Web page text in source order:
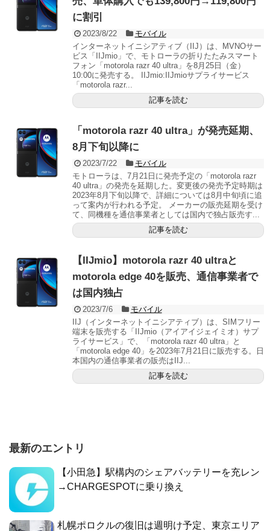
に割引
2023/8/22
モバイル
インターネットイニシアティブ（IIJ）は、MVNOサー
ビス「IIJmio」で、モトローラの折りたたみスマート
フォン「motorola razr 40 ultra」を8月25日（金）
10:00に発売する。 IIJmio:IIJmioサプライサービス
「motorola razr...
記事を読む
「motorola razr 40 ultra」が発売延期、
8月下旬以降に
2023/7/22
モバイル
モトローラは、7月21日に発売予定の「motorola razr
40 ultra」の発売を延期した。変更後の発売予定時期は
2023年8月下旬以降で、詳細については8月中旬頃に追
って案内が行われる予定。 メーカーの販売延期を受け
て、同機種を通信事業者としては国内で独占販売す...
記事を読む
【IIJmio】motorola razr 40 ultraと
motorola edge 40を販売、通信事業者で
は国内独占
2023/7/6
モバイル
IIJ（インターネットイニシアティブ）は、SIMフリー
端末を販売する「IIJmio（アイアイジェイミオ）サプ
ライサービス」で、「motorola razr 40 ultra」と
「motorola edge 40」を2023年7月21日に販売する。日
本国内の通信事業者の販売はIIJ...
記事を読む
最新のエントリ
【小田急】駅構内のシェアバッテリーを充レン
→CHARGESPOTに乗り換え
札幌ポロクルの復旧は週明け予定、東京エリア